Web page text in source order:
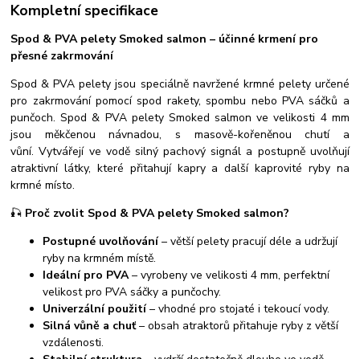
Kompletní specifikace
Spod & PVA pelety Smoked salmon – účinné krmení pro
přesné zakrmování
Spod & PVA pelety jsou speciálně navržené krmné pelety určené
pro zakrmování pomocí spod rakety, spombu nebo PVA sáčků a
punčoch.Spod & PVA pelety Smoked salmon ve velikosti 4 mm
jsou měkčenou návnadou, s masově-kořeněnou chutí a
vůní. Vytvářejí ve vodě silný pachový signál a postupně uvolňují
atraktivní látky, které přitahují kapry a další kaprovité ryby na
krmné místo.
🎣 Proč zvolit Spod & PVA pelety Smoked salmon?
Postupné uvolňování– větší pelety pracují déle a udržují
ryby na krmném místě.
Ideální pro PVA– vyrobeny ve velikosti 4 mm, perfektní
velikost pro PVA sáčky a punčochy.
Univerzální použití– vhodné pro stojaté i tekoucí vody.
Silná vůně a chuť– obsah atraktorů přitahuje ryby z větší
vzdálenosti.